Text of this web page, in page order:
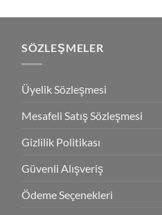
SÖZLEŞMELER
Üyelik Sözleşmesi
Mesafeli Satış Sözleşmesi
Gizlilik Politikası
Güvenli Alışveriş
Ödeme Seçenekleri